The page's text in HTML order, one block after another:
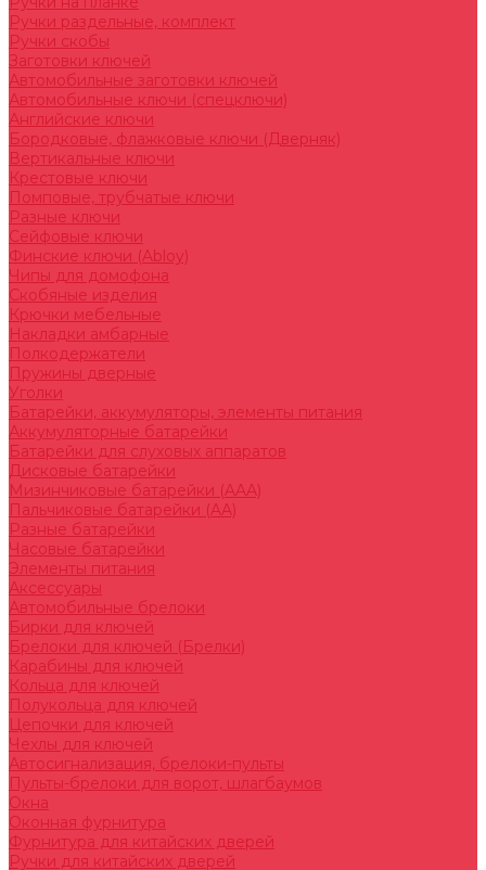
Ручки раздельные, комплект
Ручки скобы
Заготовки ключей
Автомобильные заготовки ключей
Автомобильные ключи (спецключи)
Английские ключи
Бородковые, флажковые ключи (Дверняк)
Вертикальные ключи
Крестовые ключи
Помповые, трубчатые ключи
Разные ключи
Сейфовые ключи
Финские ключи (Abloy)
Чипы для домофона
Скобяные изделия
Крючки мебельные
Накладки амбарные
Полкодержатели
Пружины дверные
Уголки
Батарейки, аккумуляторы, элементы питания
Аккумуляторные батарейки
Батарейки для слуховых аппаратов
Дисковые батарейки
Мизинчиковые батарейки (AAA)
Пальчиковые батарейки (AA)
Разные батарейки
Часовые батарейки
Элементы питания
Аксессуары
Автомобильные брелоки
Бирки для ключей
Брелоки для ключей (Брелки)
Карабины для ключей
Кольца для ключей
Полукольца для ключей
Цепочки для ключей
Чехлы для ключей
Автосигнализация, брелоки-пульты
Пульты-брелоки для ворот, шлагбаумов
Окна
Оконная фурнитура
Фурнитура для китайских дверей
Ручки для китайских дверей